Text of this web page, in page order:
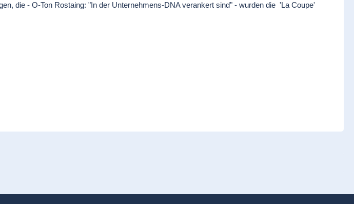
die - O-Ton Rostaing: "In der Unternehmens-DNA verankert sind" - wurden die 'La Coupe'